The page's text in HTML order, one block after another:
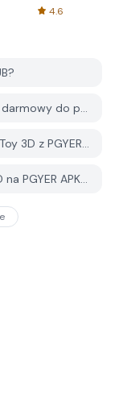
AFTVnews
4.6
Czy Super Toy 3D na PGYER APK HUB jest darmowy do pobrania?
Czy potrzebuję konta, aby pobrać Super Toy 3D z PGYER APK HUB?
Jak mogę zgłosić problem z Super Toy 3D na PGYER APK HUB?